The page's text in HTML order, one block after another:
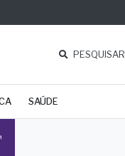
PESQUISAR
SAÚDE